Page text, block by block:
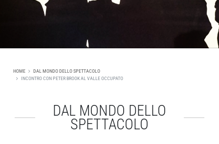
HOME
DAL MONDO DELLO SPETTACOLO
INCONTRO CON PETER BROOK AL VALLE OCCUPATO
DAL MONDO DELLO
SPETTACOLO